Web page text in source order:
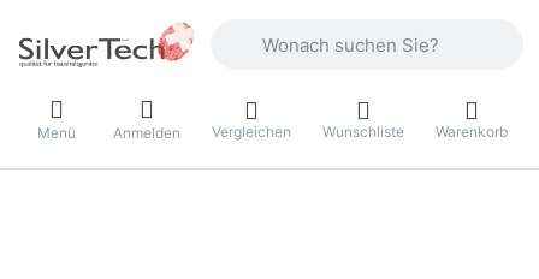
Menü Anmelden Vergleichen Wunschliste Warenkorb